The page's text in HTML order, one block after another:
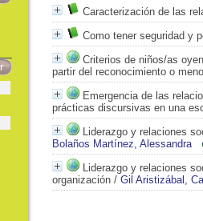
Caracterización de las
Como tener seguridad y
Criterios de niños/as
partir del reconocimiento o
Emergencia de las
prácticas discursivas en una
Liderazgo y relaciones
Bolaños Martínez, Alessandra
Liderazgo y relaciones
organización / Gil Aristizábal,